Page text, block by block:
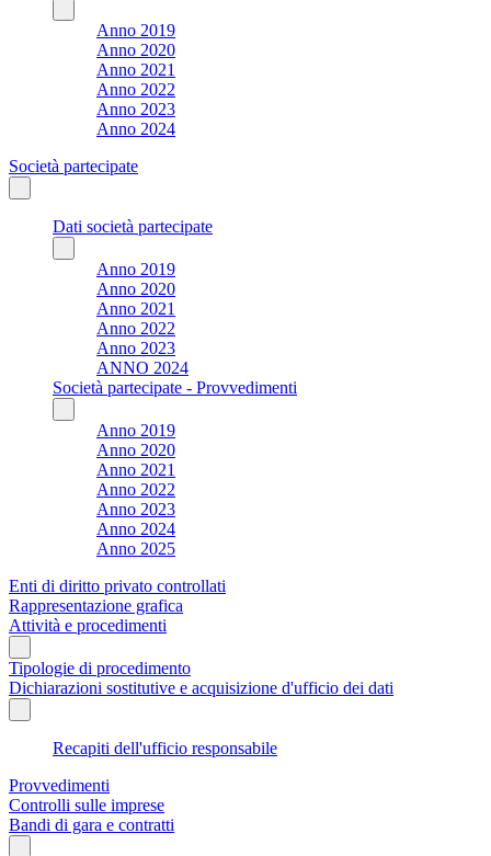
Anno 2019
Anno 2020
Anno 2021
Anno 2022
Anno 2023
Anno 2024
Società partecipate
Dati società partecipate
Anno 2019
Anno 2020
Anno 2021
Anno 2022
Anno 2023
ANNO 2024
Società partecipate - Provvedimenti
Anno 2019
Anno 2020
Anno 2021
Anno 2022
Anno 2023
Anno 2024
Anno 2025
Enti di diritto privato controllati
Rappresentazione grafica
Attività e procedimenti
Tipologie di procedimento
Dichiarazioni sostitutive e acquisizione d'ufficio dei dati
Recapiti dell'ufficio responsabile
Provvedimenti
Controlli sulle imprese
Bandi di gara e contratti